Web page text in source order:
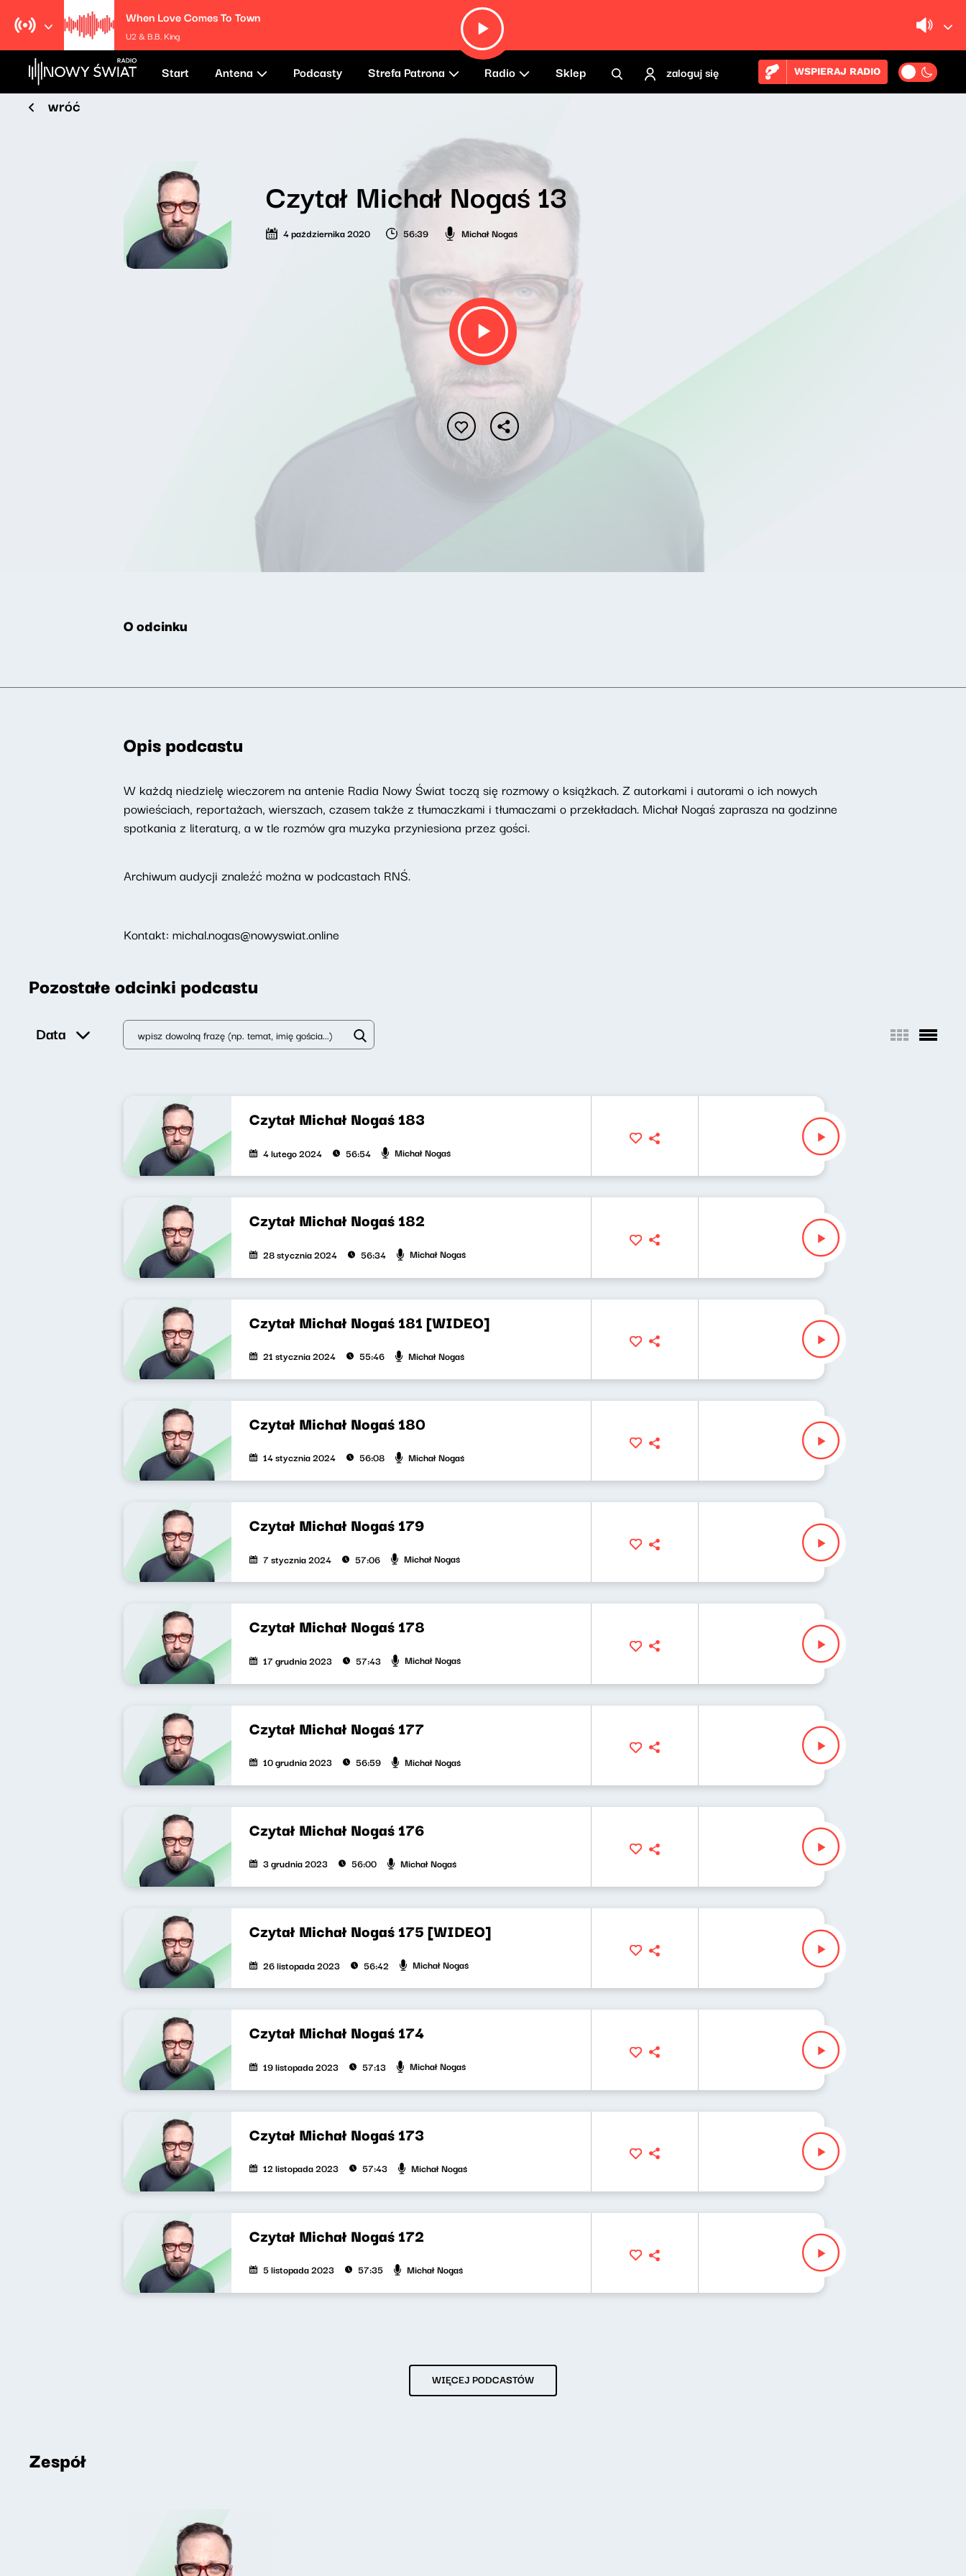
When Love Comes To Town
U2 & B.B. King
Start Antena Podcasty Strefa Patrona Radio Sklep zaloguj się WSPIERAJ RADIO
wróć
Czytał Michał Nogaś 13
4 października 2020 56:39 Michał Nogaś
O odcinku
Opis podcastu
W każdą niedzielę wieczorem na antenie Radia Nowy Świat toczą się rozmowy o książkach. Z autorkami i autorami o ich nowych
powieściach, reportażach, wierszach, czasem także z tłumaczkami i tłumaczami o przekładach. Michał Nogaś zaprasza na godzinne
spotkania z literaturą, a w tle rozmów gra muzyka przyniesiona przez gości.
Archiwum audycji znaleźć można w podcastach RNŚ.
Kontakt: michal.nogas@nowyswiat.online
Pozostałe odcinki podcastu
Data
Czytał Michał Nogaś 183
4 lutego 2024 56:54 Michał Nogaś
Czytał Michał Nogaś 182
28 stycznia 2024 56:34 Michał Nogaś
Czytał Michał Nogaś 181 [WIDEO]
21 stycznia 2024 55:46 Michał Nogaś
Czytał Michał Nogaś 180
14 stycznia 2024 56:08 Michał Nogaś
Czytał Michał Nogaś 179
7 stycznia 2024 57:06 Michał Nogaś
Czytał Michał Nogaś 178
17 grudnia 2023 57:43 Michał Nogaś
Czytał Michał Nogaś 177
10 grudnia 2023 56:59 Michał Nogaś
Czytał Michał Nogaś 176
3 grudnia 2023 56:00 Michał Nogaś
Czytał Michał Nogaś 175 [WIDEO]
26 listopada 2023 56:42 Michał Nogaś
Czytał Michał Nogaś 174
19 listopada 2023 57:13 Michał Nogaś
Czytał Michał Nogaś 173
12 listopada 2023 57:43 Michał Nogaś
Czytał Michał Nogaś 172
5 listopada 2023 57:35 Michał Nogaś
WIĘCEJ PODCASTÓW
Zespół